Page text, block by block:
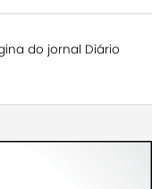
do jornal Diário